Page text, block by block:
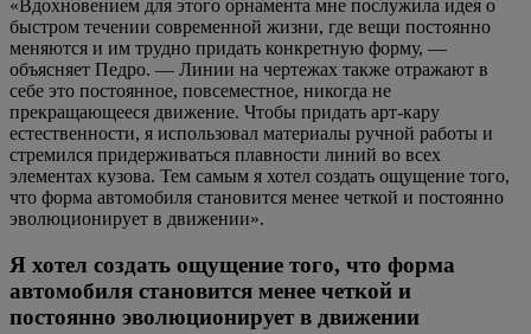
«Вдохновением для этого орнамента мне послужила идея о
быстром течении современной жизни, где вещи постоянно
меняются и им трудно придать конкретную форму, —
объясняет Педро. — Линии на чертежах также отражают в
себе это постоянное, повсеместное, никогда не
прекращающееся движение. Чтобы придать арт-кару
естественности, я использовал материалы ручной работы и
стремился придерживаться плавности линий во всех
элементах кузова. Тем самым я хотел создать ощущение того,
что форма автомобиля становится менее четкой и постоянно
эволюционирует в движении».
Я хотел создать ощущение того, что форма
автомобиля становится менее четкой и
постоянно эволюционирует в движении